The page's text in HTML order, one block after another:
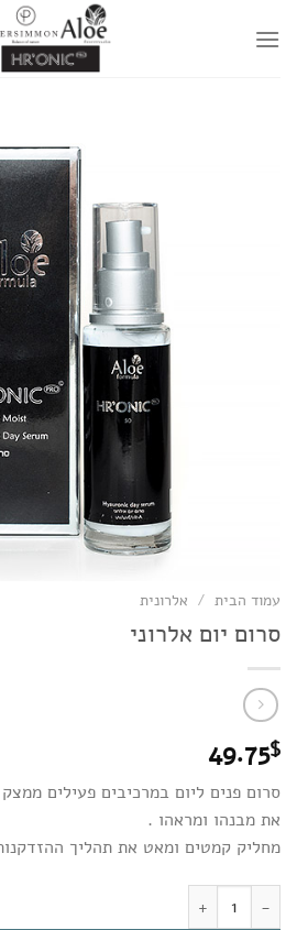
עמוד הבית / אלרונית
סרום יום אלרוני
$
49.75
סרום פנים ליום במרכיבים פעילים
את מבנהו ומראהו .
מחליק קמטים ומאט את תהליך